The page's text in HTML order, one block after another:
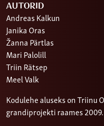
AUTORID
Andreas Kalkun
Janika Oras
Žanna Pärtlas
Mari Palolill
Triin Rätsep
Meel Valk
Kodulehe aluseks on Triinu
grandiprojekti raames